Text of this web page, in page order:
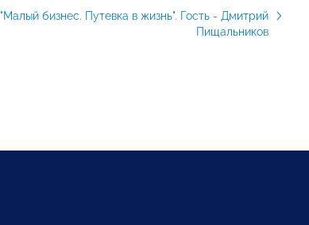
"Малый бизнес. Путевка в жизнь". Гость - Дмитрий
Пищальников